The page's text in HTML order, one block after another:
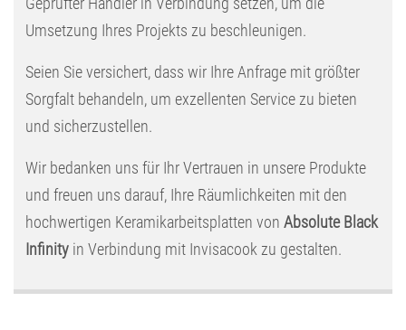
Umsetzung Ihres Projekts zu beschleunigen.
Seien Sie versichert, dass wir Ihre Anfrage mit größter
Sorgfalt behandeln, um exzellenten Service zu bieten
und sicherzustellen.
Wir bedanken uns für Ihr Vertrauen in unsere Produkte
und freuen uns darauf, Ihre Räumlichkeiten mit den
hochwertigen Keramikarbeitsplatten von Absolute Black
Infinityin Verbindung mit Invisacook zu gestalten.